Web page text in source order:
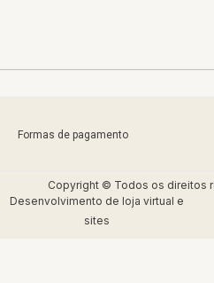
Formas de pagamento
Copyright © Todos os direitos
Desenvolvimento de loja virtual e
sites